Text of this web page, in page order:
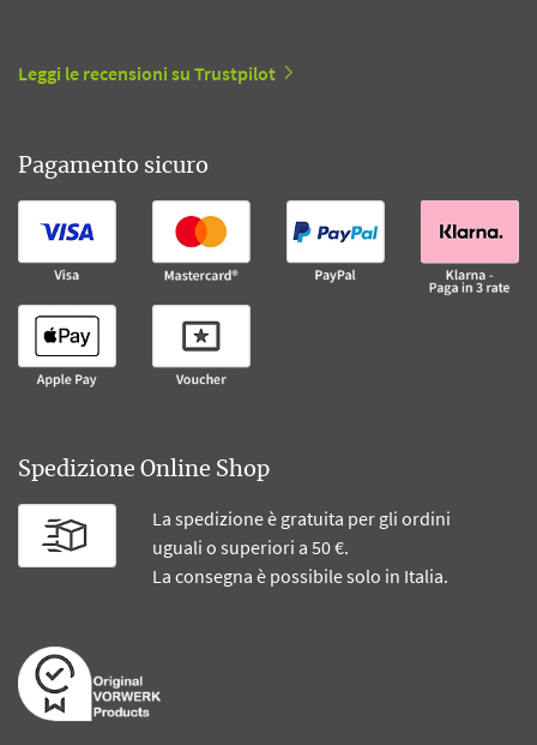
Leggi le recensioni su Trustpilot
Pagamento sicuro
Spedizione Online Shop
La spedizione è gratuita per gli ordini
uguali o superiori a 50 €.
La consegna è possibile solo in Italia.